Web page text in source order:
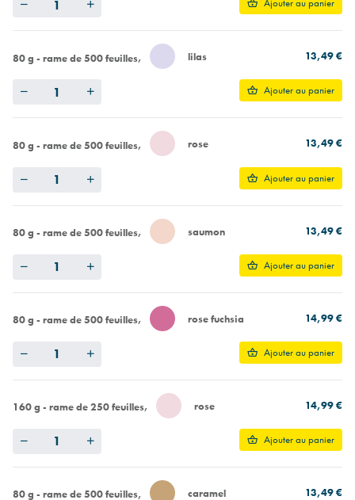
Ajouter au panier
80 g - rame de 500 feuilles lilas 13,49 €
Ajouter au panier
80 g - rame de 500 feuilles rose 13,49 €
Ajouter au panier
80 g - rame de 500 feuilles saumon 13,49 €
Ajouter au panier
80 g - rame de 500 feuilles rose fuchsia 14,99 €
Ajouter au panier
160 g - rame de 250 feuilles rose 14,99 €
Ajouter au panier
80 g - rame de 500 feuilles caramel 13,49 €